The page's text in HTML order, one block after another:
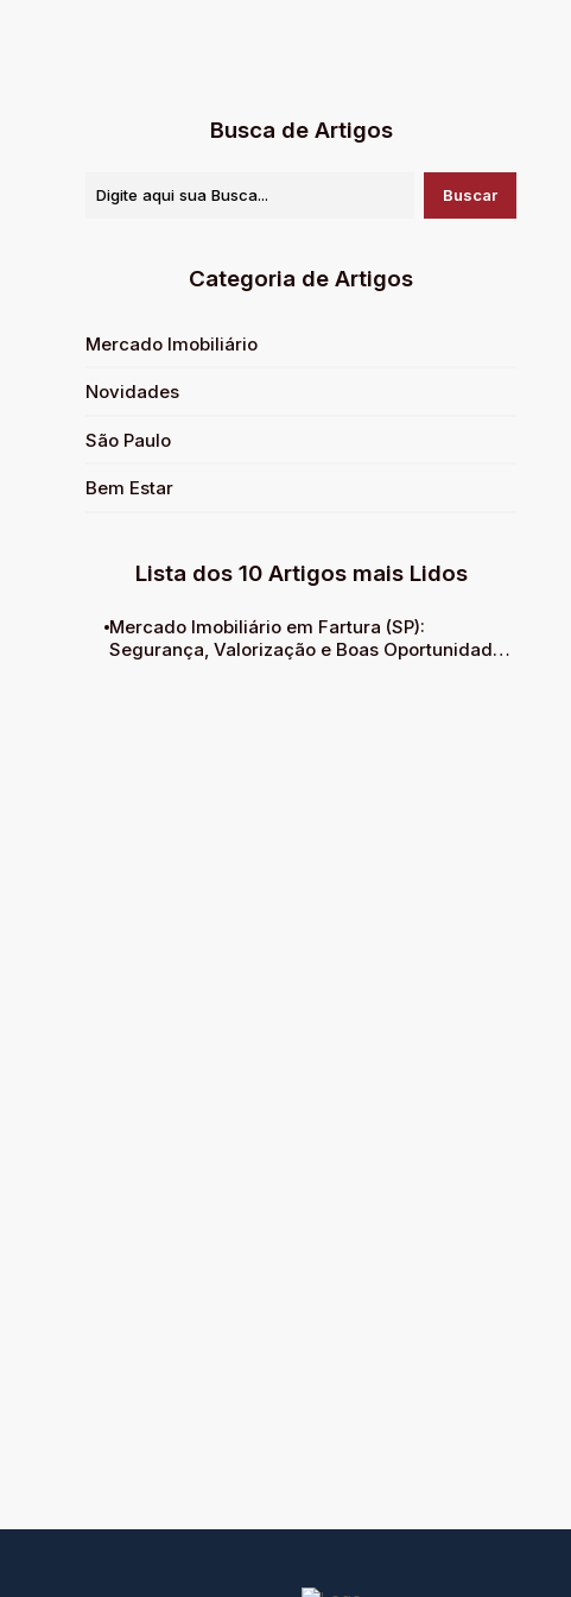
Busca de Artigos
Categoria de Artigos
Mercado Imobiliário
Novidades
São Paulo
Bem Estar
Lista dos 10 Artigos mais Lidos
Mercado Imobiliário em Fartura (SP):
Segurança, Valorização e Boas Oportunidades